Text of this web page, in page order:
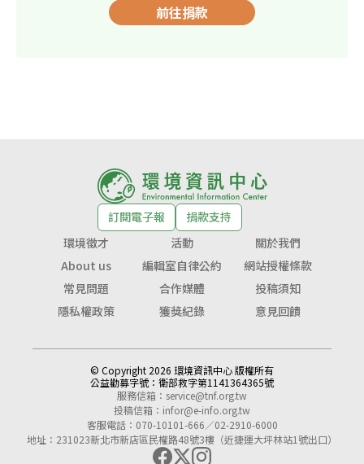
前往捐款
訂閱電子報
捐款支持
環境徵才
活動
關於我們
About us
編輯室自律公約
網站授權條款
常見問題
合作媒體
投稿須知
隱私權政策
獲獎紀錄 意見回饋
© Copyright 2026 環境資訊中心 版權所有
公益勸募字號： 衛部救字第1141364365號
服務信箱： service@tnf.org.tw
投稿信箱： infor@e-info.org.tw
客服電話：070-10101-666／02-2910-6000
地址：231023新北市新店區民權路48號3樓（近捷運大坪林站1號出口）